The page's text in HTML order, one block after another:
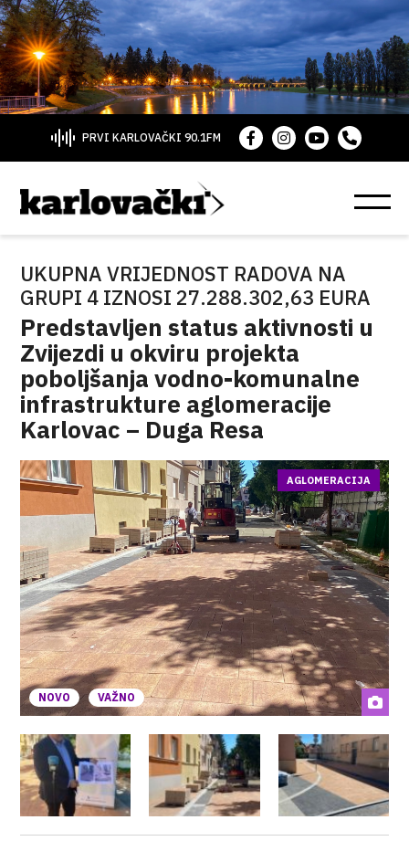
PRVI KARLOVAČKI 90.1FM
UKUPNA VRIJEDNOST RADOVA NA
GRUPI 4 IZNOSI 27.288.302,63 EURA
Predstavljen status aktivnosti u
Zvijezdi u okviru projekta
poboljšanja vodno-komunalne
infrastrukture aglomeracije
Karlovac – Duga Resa
NOVO VAŽNO
AGLOMERACIJA